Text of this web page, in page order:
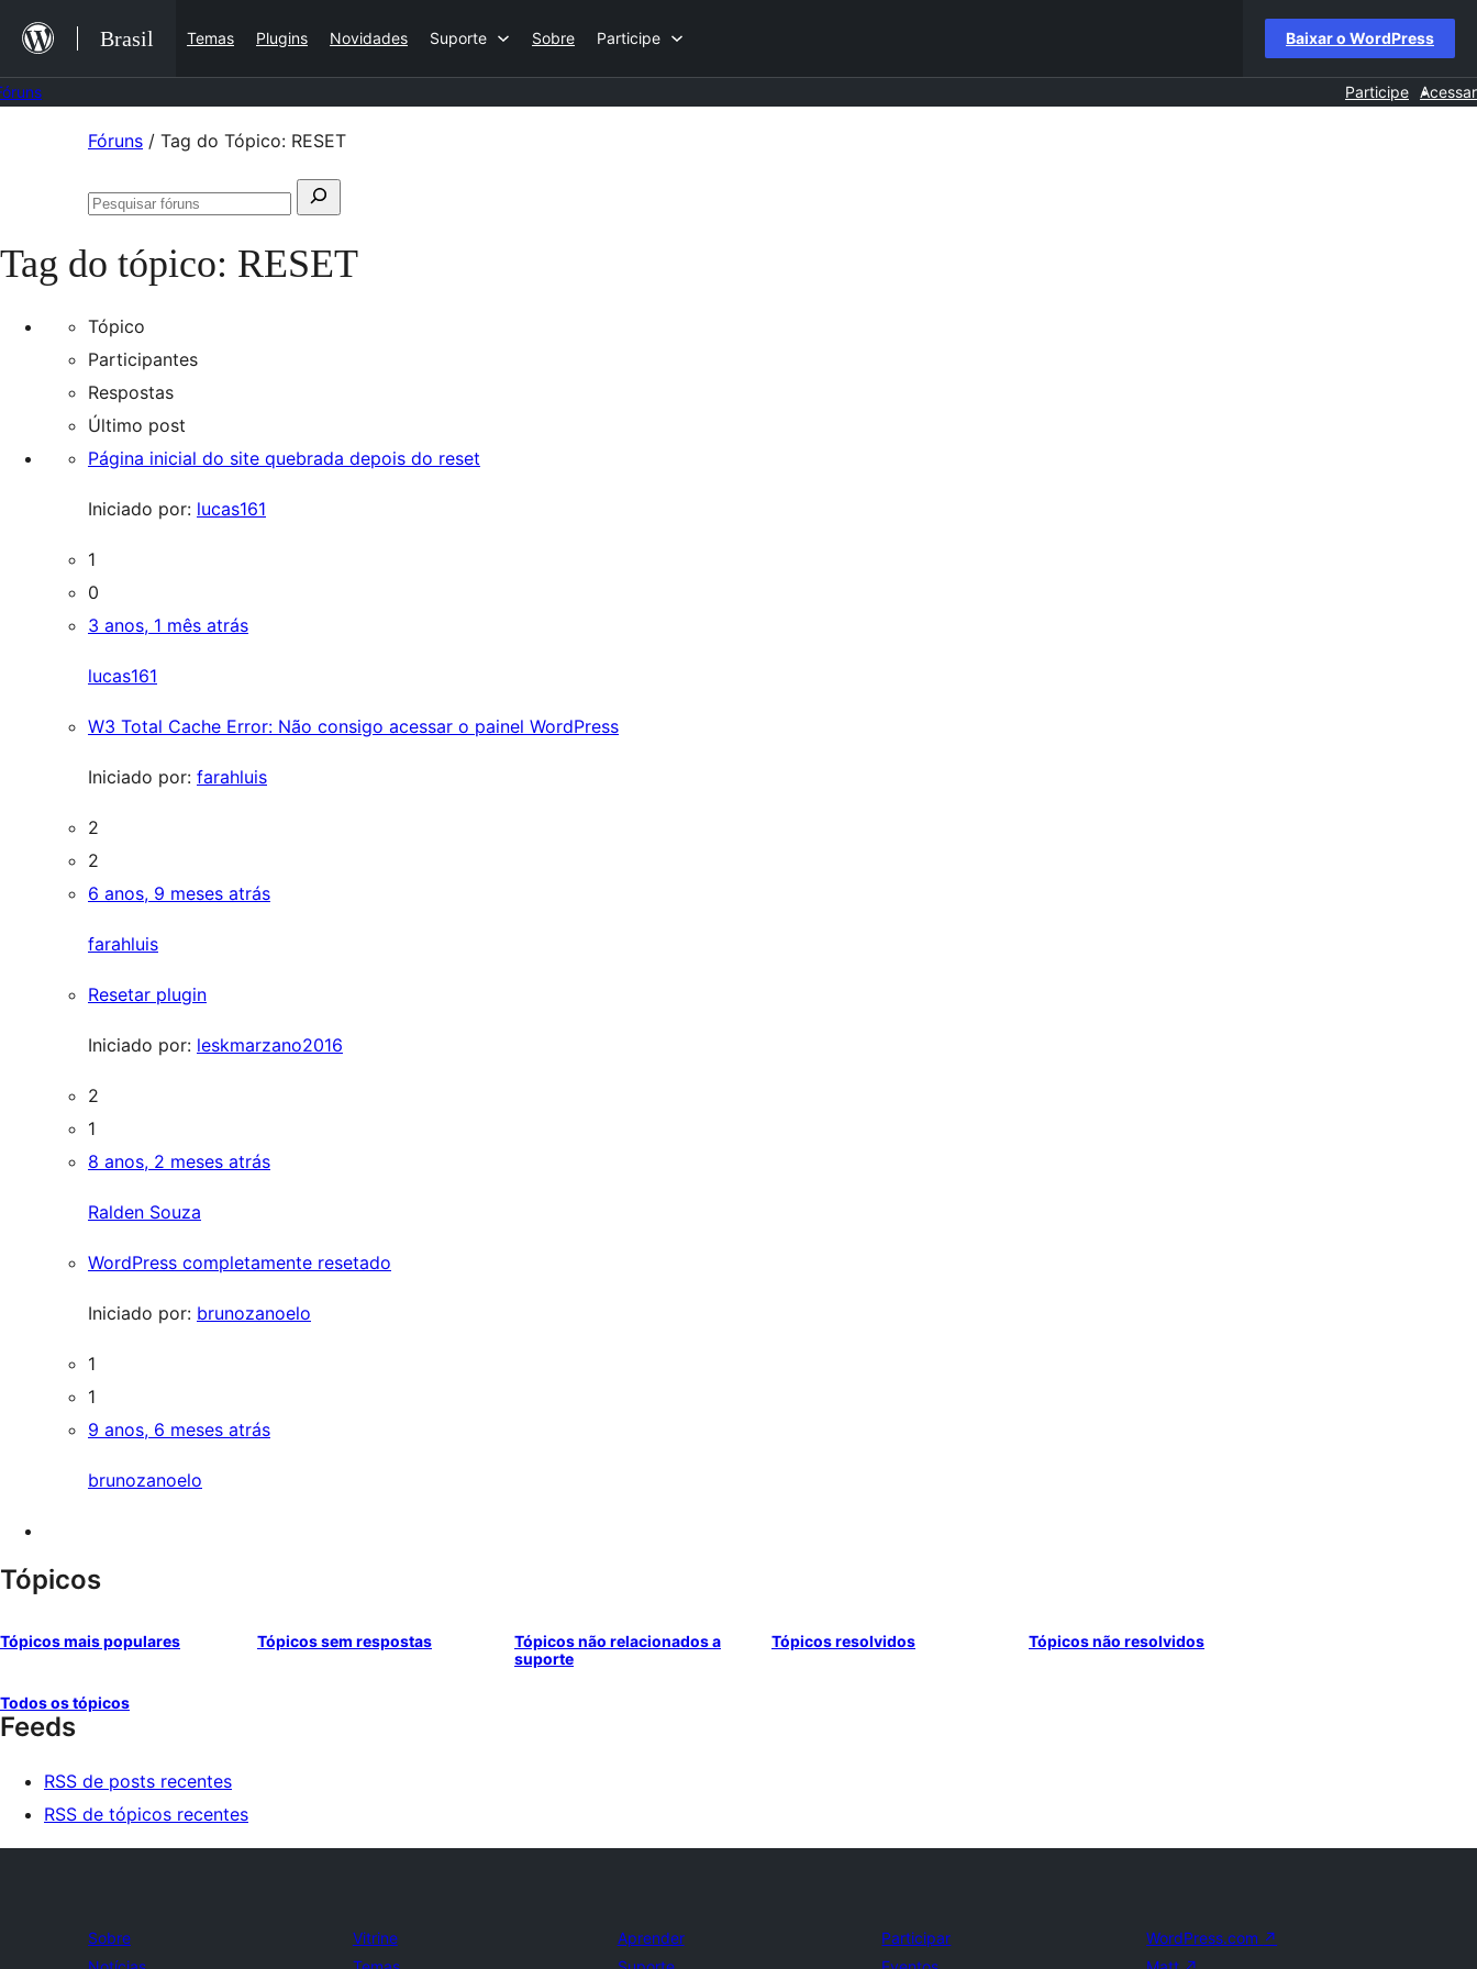
para
o
Brasil Temas Plugins Novidades Suporte Sobre Participe Baixar o WordPress
Participe Acessar
Fóruns / Tag do Tópico: RESET
Pesquisar
Pesquisar
Tag do tópico: RESET
Tópico
Participantes
Respostas
Último post
Página inicial do site quebrada depois do reset
Iniciado por: lucas161
1
0
3 anos, 1 mês atrás
lucas161
W3 Total Cache Error: Não consigo acessar o painel WordPress
Iniciado por: farahluis
2
2
6 anos, 9 meses atrás
farahluis
Resetar plugin
Iniciado por: leskmarzano2016
2
1
8 anos, 2 meses atrás
Ralden Souza
WordPress completamente resetado
Iniciado por: brunozanoelo
1
1
9 anos, 6 meses atrás
brunozanoelo
Tópicos
Tópicos mais populares Tópicos sem respostas
Tópicos não relacionados a
suporte
Tópicos resolvidos Tópicos não resolvidos
Todos os tópicos
Feeds
RSS de posts recentes
RSS de tópicos recentes
Sobre
Vitrine
Aprender
Participar
WordPress.com ↗